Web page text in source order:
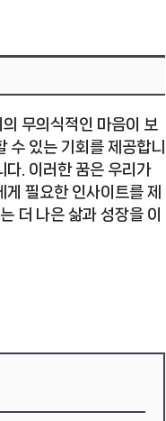
무의식적인 마음이 보
수 있는 기회를 제공합니
다. 이러한 꿈은 우리가
필요한 인사이트를 제
더 나은 삶과 성장을 이